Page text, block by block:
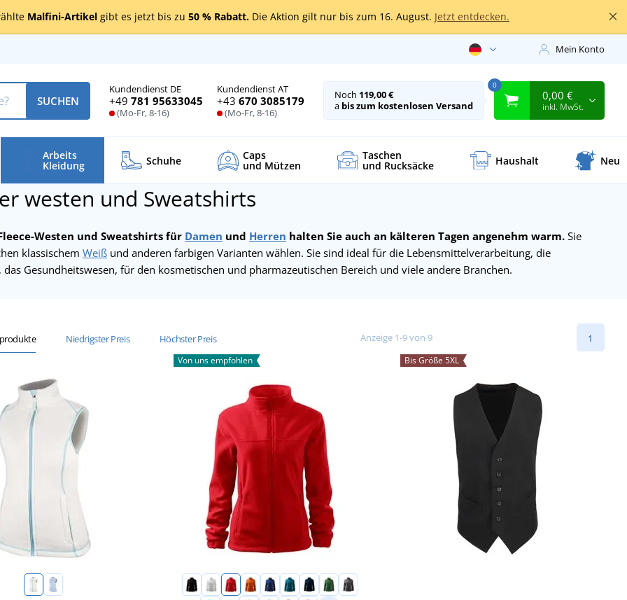
Malfini-Artikel gibt es jetzt bis zu 50 % Rabatt. Die Aktion gilt nur bis zum 16. August. Jetzt entdecken.
Mein Konto
Kundendienst DE
+49 781 95633045
(Mo-Fr, 8-16)
Kundendienst AT
+43 670 3085179
(Mo-Fr, 8-16)
SUCHEN Noch 119,00 €
a bis zum kostenlosen Versand
0
0,00 €
inkl. MwSt.
Arbeits
Kleidung Schuhe Caps
und Mützen
Taschen
und Rucksäcke Haushalt Neu
westen und Sweatshirts
Westen und Sweatshirts für Damen und Herren halten Sie auch an kälteren Tagen angenehm warm. Sie
klassischem Weiß und anderen farbigen Varianten wählen. Sie sind ideal für die Lebensmittelverarbeitung, die
das Gesundheitswesen, für den kosmetischen und pharmazeutischen Bereich und viele andere Branchen.
Niedrigster Preis Höchster Preis Anzeige 1-9 von 9 1
Von uns empfohlen Bis Größe 5XL